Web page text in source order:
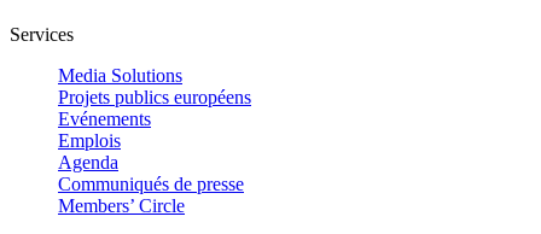
Services
Media Solutions
Projets publics européens
Evénements
Emplois
Agenda
Communiqués de presse
Members’ Circle